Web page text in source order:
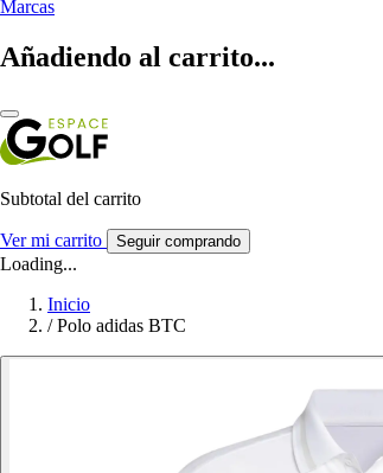
Marcas
Añadiendo al carrito...
Subtotal del carrito
Ver mi carrito Seguir comprando
Loading...
Inicio
/ Polo adidas BTC